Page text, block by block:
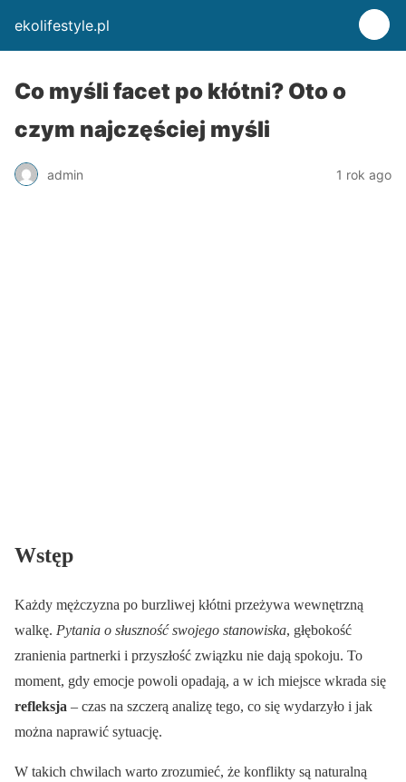
ekolifestyle.pl
Co myśli facet po kłótni? Oto o
czym najczęściej myśli
admin 1 rok ago
Wstęp
Każdy mężczyzna po burzliwej kłótni przeżywa wewnętrzną
walkę. Pytania o słuszność swojego stanowiska, głębokość
zranienia partnerki i przyszłość związku nie dają spokoju. To
moment, gdy emocje powoli opadają, a w ich miejsce wkrada się
refleksja – czas na szczerą analizę tego, co się wydarzyło i jak
można naprawić sytuację.
W takich chwilach warto zrozumieć, że konflikty są naturalną